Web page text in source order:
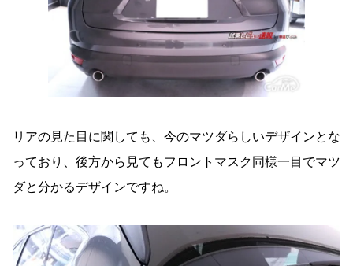
リアの見た目に関しても、今のマツダらしいデザインとな
っており、後方から見てもフロントマスク同様一目でマツ
ダと分かるデザインですね。